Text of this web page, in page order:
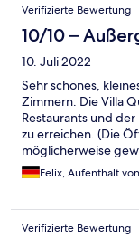
Verifizierte Bewertung
10/10 –
10. Juli 2022
Sehr schönes,
Zimmern. Die Villa
Restaurants und
zu erreichen. (Die
möglicherweise
Umgebung findet
Radwege (auch
Villa Quintana sehr
Felix, Aufenthalt
Verifizierte Bewertung